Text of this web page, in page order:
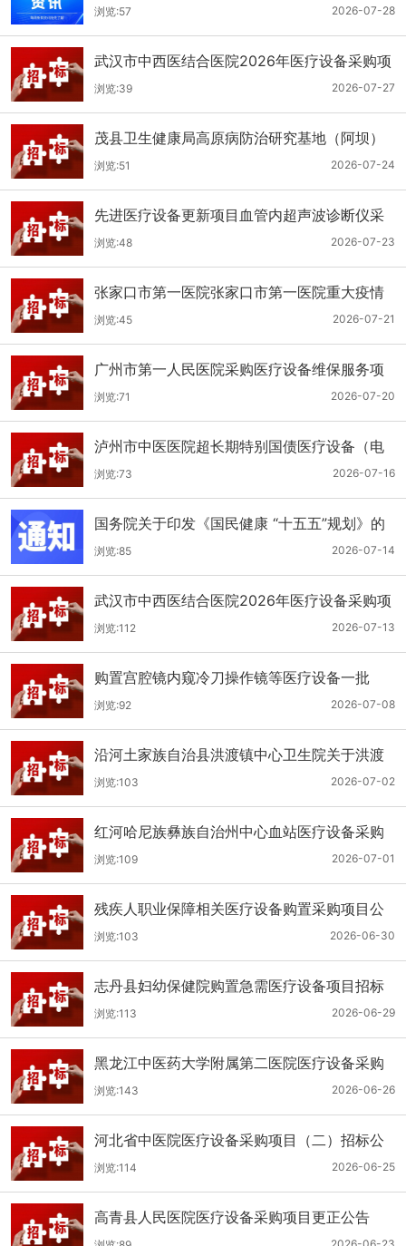
-27日）
2026-07-28
浏览:57
武汉市中西医结合医院2026年医疗设备采购项
目三十三公开招标公告
2026-07-27
浏览:39
茂县卫生健康局高原病防治研究基地（阿坝）
手术、急救及生命支持类医疗设备购置项目招
标公告
2026-07-24
浏览:51
先进医疗设备更新项目血管内超声波诊断仪采
购（三次）公开招标公告
2026-07-23
浏览:48
张家口市第一医院张家口市第一医院重大疫情
救治基地手术室及重症监护室医疗设备采购项
目更正公告
2026-07-21
浏览:45
广州市第一人民医院采购医疗设备维保服务项
目（2026年第1批）(二次)（项目编号：GZSY-
2026FW-06）采购更正公告
2026-07-20
浏览:71
泸州市中医医院超长期特别国债医疗设备（电
子胃肠镜系统）采购更正公告（第二次）2026-07-16
浏览:73
国务院关于印发《国民健康 “十五五”规划》的
通知
2026-07-14
浏览:85
武汉市中西医结合医院2026年医疗设备采购项
目四公开招标公告
2026-07-13
浏览:112
购置宫腔镜内窥冷刀操作镜等医疗设备一批
（双盲+远程异地+分散）
2026-07-08
浏览:92
沿河土家族自治县洪渡镇中心卫生院关于洪渡
镇中心卫生院县域医疗次中心医疗设备采购项
目的公开招标公告
2026-07-02
浏览:103
红河哈尼族彝族自治州中心血站医疗设备采购
（二次）公开招标公告
2026-07-01
浏览:109
残疾人职业保障相关医疗设备购置采购项目公
开招标招标公告
2026-06-30
浏览:103
志丹县妇幼保健院购置急需医疗设备项目招标
公告
2026-06-29
浏览:113
黑龙江中医药大学附属第二医院医疗设备采购
(二次)招标公告
2026-06-26
浏览:143
河北省中医院医疗设备采购项目（二）招标公
告
2026-06-25
浏览:114
高青县人民医院医疗设备采购项目更正公告